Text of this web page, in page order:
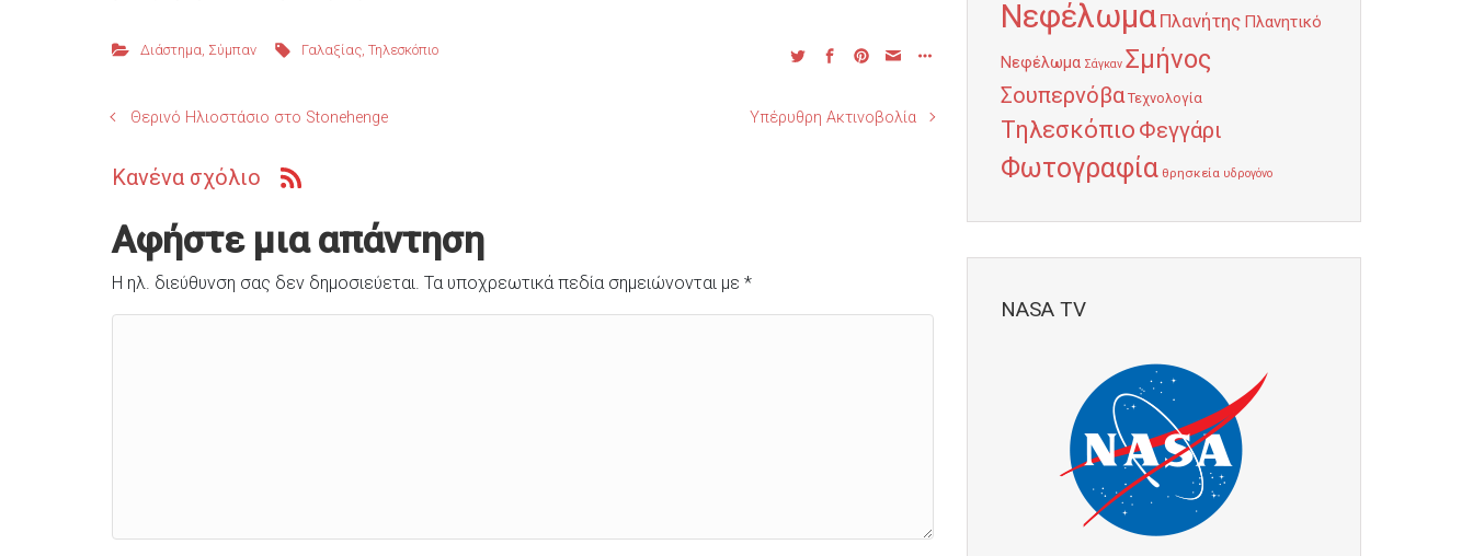
Διάστημα Σύμπαν Γαλαξίας ,Τηλεσκόπιο
Θερινό Ηλιοστάσιο στο Stonehenge Υπέρυθρη Ακτινοβολία
Κανένα σχόλιο
Αφήστε μια απάντηση
Η ηλ. διεύθυνση σας δεν δημοσιεύεται. Τα υποχρεωτικά πεδία σημειώνονται με *
Νεφέλωμα Πλανήτης Πλανητικό
Νεφέλωμα Σάγκαν Σμήνος
Σουπερνόβα Τεχνολογία
Τηλεσκόπιο Φεγγάρι
Φωτογραφία θρησκεία υδρογόνο
NASA TV